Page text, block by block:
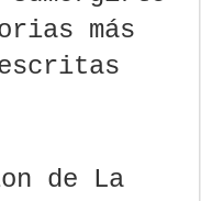
más
de La